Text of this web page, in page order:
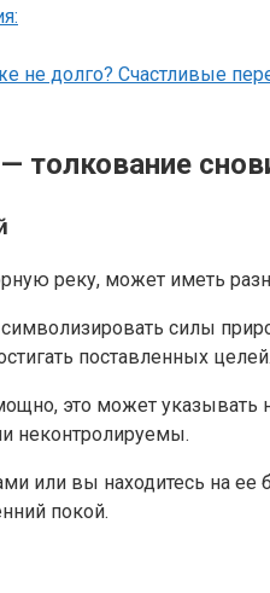
не долго? Счастливые
толкование
реку, может иметь
силы
поставленных целей.
это может
неконтролируемы.
или вы находитесь на
покой.